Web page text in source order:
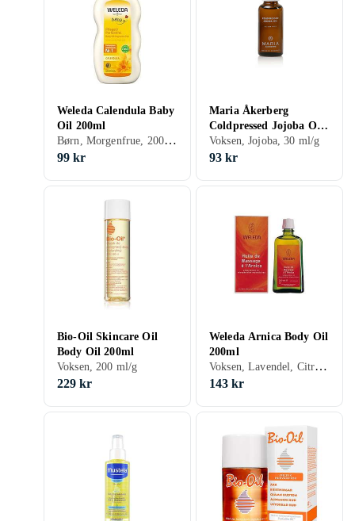
Weleda Calendula Baby
Oil 200ml
Børn, Morgenfrue, 200 ml/g
99 kr
Maria Åkerberg
Coldpressed Jojoba Oil
30ml
Voksen, Jojoba, 30 ml/g
93 kr
Bio-Oil Skincare Oil
Body Oil 200ml
Voksen, 200 ml/g
229 kr
Weleda Arnica Body Oil
200ml
Voksen, Lavendel, Citron, Geranium, Solsikke, Oliven, 200 ml/g
143 kr